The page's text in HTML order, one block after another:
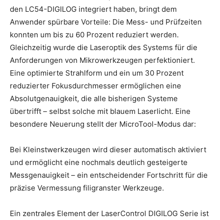
den LC54-DIGILOG integriert haben, bringt dem
Anwender spürbare Vorteile: Die Mess- und Prüfzeiten
konnten um bis zu 60 Prozent reduziert werden.
Gleichzeitig wurde die Laseroptik des Systems für die
Anforderungen von Mikrowerkzeugen perfektioniert.
Eine optimierte Strahlform und ein um 30 Prozent
reduzierter Fokusdurchmesser ermöglichen eine
Absolutgenauigkeit, die alle bisherigen Systeme
übertrifft – selbst solche mit blauem Laserlicht. Eine
besondere Neuerung stellt der MicroTool-Modus dar:
Bei Kleinstwerkzeugen wird dieser automatisch aktiviert
und ermöglicht eine nochmals deutlich gesteigerte
Messgenauigkeit – ein entscheidender Fortschritt für die
präzise Vermessung filigranster Werkzeuge.
Ein zentrales Element der LaserControl DIGILOG Serie ist